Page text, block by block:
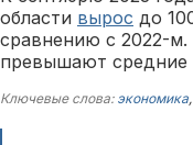
области вырос до
сравнению с 2022-
превышают средние
Ключевые слова: экономика,